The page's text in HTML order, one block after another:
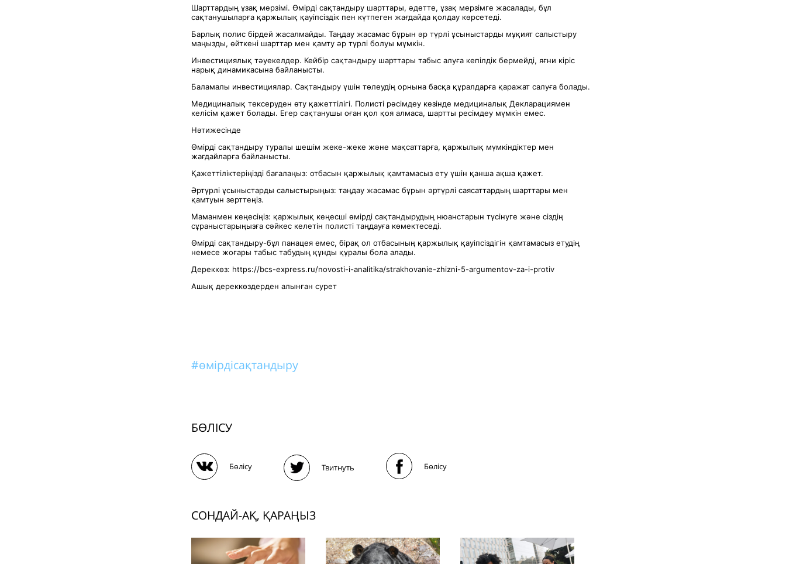
Шарттардың ұзақ мерзімі. Өмірді сақтандыру шарттары, әдетте, ұзақ мерзімге жасалады, бұл
сақтанушыларға қаржылық қауіпсіздік пен күтпеген жағдайда қолдау көрсетеді.
Барлық полис бірдей жасалмайды. Таңдау жасамас бұрын әр түрлі ұсыныстарды мұқият салыстыру
маңызды, өйткені шарттар мен қамту әр түрлі болуы мүмкін.
Инвестициялық тәуекелдер. Кейбір сақтандыру шарттары табыс алуға кепілдік бермейді, яғни кіріс
нарық динамикасына байланысты.
Баламалы инвестициялар. Сақтандыру үшін төлеудің орнына басқа құралдарға қаражат салуға болады.
Медициналық тексеруден өту қажеттілігі. Полисті рәсімдеу кезінде медициналық Декларациямен
келісім қажет болады. Егер сақтанушы оған қол қоя алмаса, шартты ресімдеу мүмкін емес.
Нәтижесінде
Өмірді сақтандыру туралы шешім жеке-жеке және мақсаттарға, қаржылық мүмкіндіктер мен
жағдайларға байланысты.
Қажеттіліктеріңізді бағалаңыз: отбасын қаржылық қамтамасыз ету үшін қанша ақша қажет.
Әртүрлі ұсыныстарды салыстырыңыз: таңдау жасамас бұрын әртүрлі саясаттардың шарттары мен
қамтуын зерттеңіз.
Маманмен кеңесіңіз: қаржылық кеңесші өмірді сақтандырудың нюанстарын түсінуге және сіздің
сұраныстарыңызға сәйкес келетін полисті таңдауға көмектеседі.
Өмірді сақтандыру-бұл панацея емес, бірақ ол отбасының қаржылық қауіпсіздігін қамтамасыз етудің
немесе жоғары табыс табудың құнды құралы бола алады.
Дереккөз: https://bcs-express.ru/novosti-i-analitika/strakhovanie-zhizni-5-argumentov-za-i-protiv
Ашық дереккөздерден алынған сурет
#өмірдісақтандыру
БӨЛІСУ
Бөлісу Твитнуть Бөлісу
СОНДАЙ-АҚ, ҚАРАҢЫЗ